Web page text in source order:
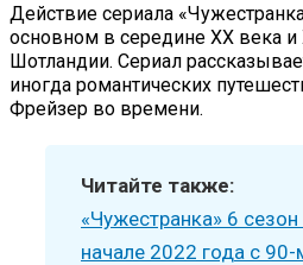
Действие сериала
основном в середине XX века
Шотландии. Сериал
иногда романтических
Фрейзер во времени.
Читайте также:
«Чужестранка» 6 сезон
начале 2022 года с 90-